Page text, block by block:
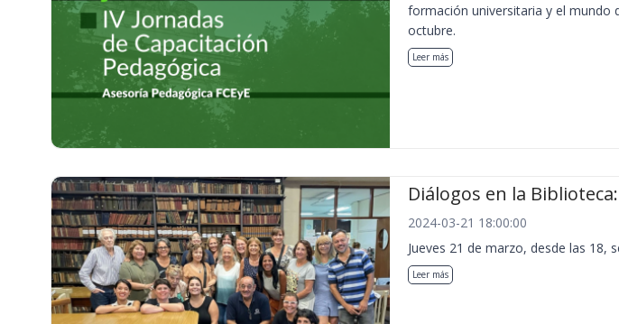
formación universitaria y el mundo
octubre.
Leer más
Diálogos en la
2024-03-21 18:00:00
Jueves 21 de marzo, desde las 18,
Leer más